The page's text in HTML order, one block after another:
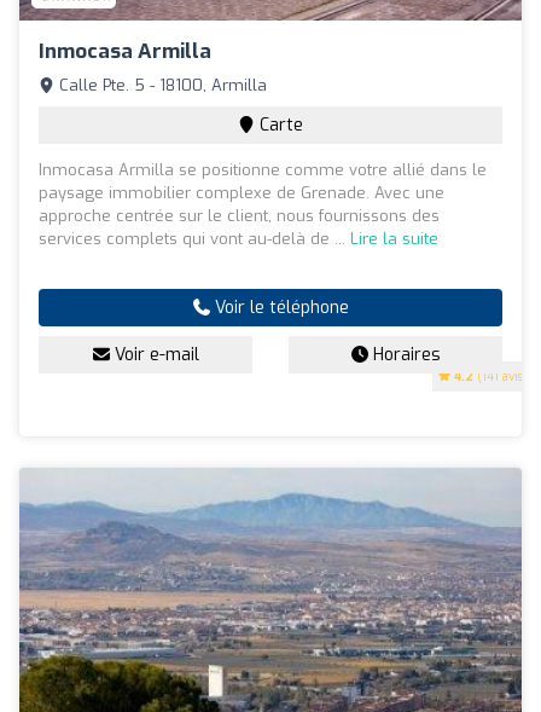
Inmocasa Armilla
4.2 (141 avis)
Calle Pte. 5 - 18100, Armilla
Carte
Inmocasa Armilla se positionne comme votre allié dans le
paysage immobilier complexe de Grenade. Avec une
approche centrée sur le client, nous fournissons des
services complets qui vont au-delà de ... Lire la suite
Voir le téléphone
Voir e-mail Horaires